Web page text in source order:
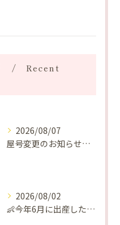
Recent
2026/08/07
屋号変更のお知らせと「SAKUYA Harmonies」に込めた想い
2026/08/02
👶今年6月に出産したママへ♡